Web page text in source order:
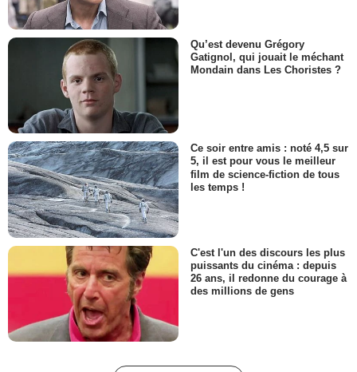
Qu’est devenu Grégory
Gatignol, qui jouait le méchant
Mondain dans Les Choristes ?
Ce soir entre amis : noté 4,5 sur
5, il est pour vous le meilleur
film de science-fiction de tous
les temps !
C'est l'un des discours les plus
puissants du cinéma : depuis
26 ans, il redonne du courage à
des millions de gens